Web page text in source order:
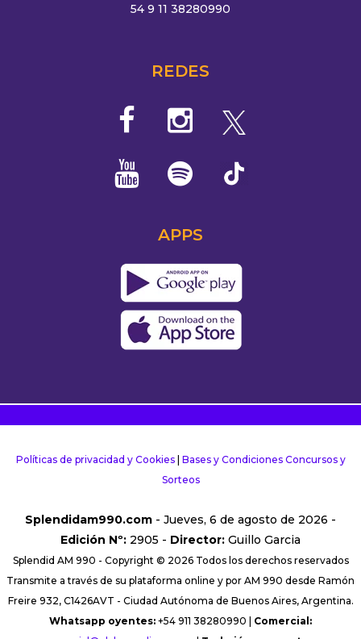
54 9 11 38280990
REDES
APPS
Políticas de privacidad y Cookies| Bases y Condiciones Concursos y
Sorteos
Splendidam990.com - Jueves, 6 de agosto de 2026 -
Edición Nº: 2905 - Director: Guillo Garcia
Splendid AM 990 - Copyright © 2026 Todos los derechos reservados
Transmite a través de su plataforma online y por AM 990 desde Ramón
Freire 932, C1426AVT - Ciudad Autónoma de Buenos Aires, Argentina.
Whatsapp oyentes: +54 911 38280990 | Comercial: